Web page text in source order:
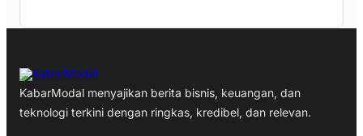
KabarModal menyajikan berita bisnis, keuangan, dan
teknologi terkini dengan ringkas, kredibel, dan relevan.